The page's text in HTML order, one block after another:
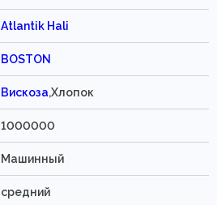
Atlantik Hali
BOSTON
Вискоза,Хлопок
1000000
Машинный
средний